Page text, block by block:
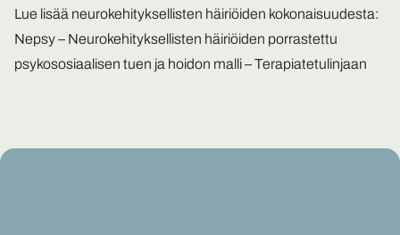
Lue lisää neurokehityksellisten häiriöiden kokonaisuudesta:
Nepsy – Neurokehityksellisten häiriöiden porrastettu
psykososiaalisen tuen ja hoidon malli – Terapiatetulinjaan